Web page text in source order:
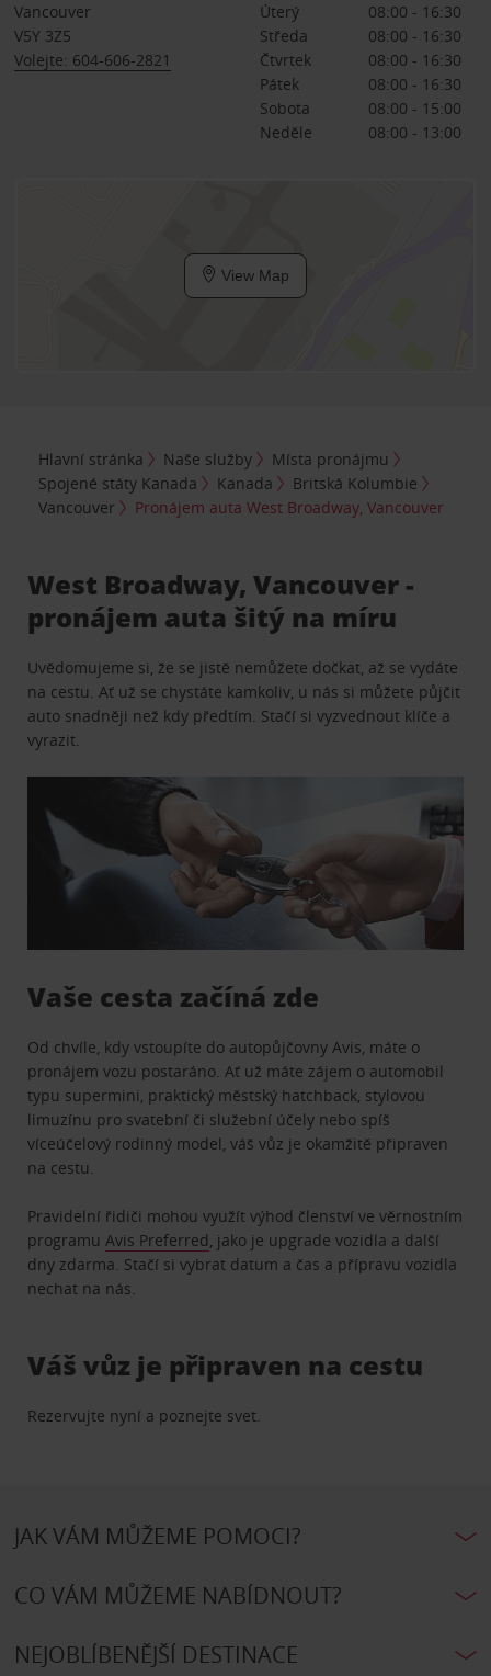
Vancouver
V5Y 3Z5
Volejte: 604-606-2821
Úterý
08:00 - 16:30
Středa
08:00 - 16:30
Čtvrtek
08:00 - 16:30
Pátek
08:00 - 16:30
Sobota
08:00 - 15:00
Neděle
08:00 - 13:00
View Map
Hlavní stránka Naše služby
Místa pronájmu
Spojené státy Kanada
Kanada
Britská Kolumbie
Vancouver
Pronájem auta West Broadway, Vancouver
West Broadway, Vancouver -
pronájem auta šitý na míru
Uvědomujeme si, že se jistě nemůžete dočkat, až se vydáte
na cestu. Ať už se chystáte kamkoliv, u nás si můžete půjčit
auto snadněji než kdy předtím. Stačí si vyzvednout klíče a
vyrazit.
Vaše cesta začíná zde
Od chvíle, kdy vstoupíte do autopůjčovny Avis, máte o
pronájem vozu postaráno. Ať už máte zájem o automobil
typu supermini, praktický městský hatchback, stylovou
limuzínu pro svatební či služební účely nebo spíš
víceúčelový rodinný model, váš vůz je okamžitě připraven
na cestu.
Pravidelní řidiči mohou využít výhod členství ve věrnostním
programuAvis Preferred, jako je upgrade vozidla a další
dny zdarma. Stačí si vybrat datum a čas a přípravu vozidla
nechat na nás.
Váš vůz je připraven na cestu
Rezervujte nyní a poznejte svet.
JAK VÁM MŮŽEME POMOCI?
CO VÁM MŮŽEME NABÍDNOUT?
NEJOBLÍBENĚJŠÍ DESTINACE